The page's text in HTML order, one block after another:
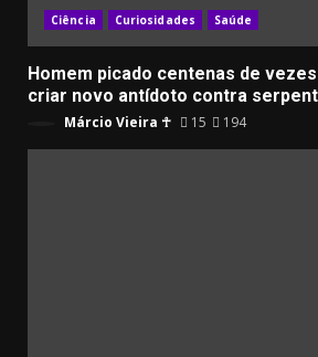
Ciência Curiosidades Saúde
Homem picado centenas de
criar novo antídoto contra
Márcio Vieira ☥ 15 194